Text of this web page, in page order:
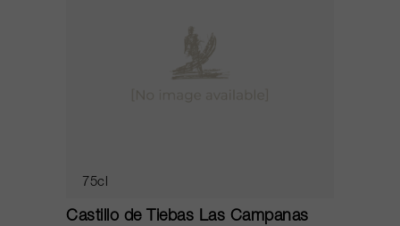
75cl
Castillo de Tiebas Las Campanas